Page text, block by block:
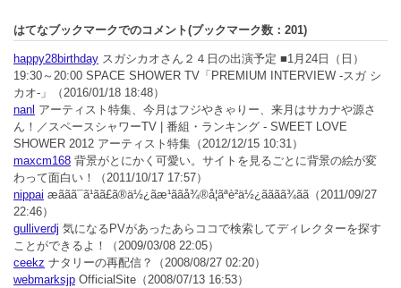
はてなブックマークでのコメント(ブックマーク数： 201)
happy28birthday スガシカオさん２４日の出演予定 ■1月24日（日）
19:30～20:00 SPACE SHOWER TV「PREMIUM INTERVIEW -スガ シ
カオ-」
（2016/01/18 18:48）
nanl アーティスト特集、今月はフジやきゃりー、来月はサカナや源さ
ん！／スペースシャワーTV | 番組・ランキング - SWEET LOVE
SHOWER 2012 アーティスト特集 （2012/12/15 10:31）
maxcm168 背景がとにかく可愛い。サイトを見るごとに背景の絵が変
わって面白い！
（2011/10/17 17:57）
nippai æããã¯ã¹ãã£ã®ä½¿ãæ¹ããå¾®å¦ãªè²ä½¿ãããã¾ãã（2011/09/27
22:46）
gulliverdj 気になるPVがあったあらココで検索してディレクターを探す
ことができるよ！
（2009/03/08 22:05）
ceekz ナタリーの再配信？
（2008/08/27 02:20）
webmarksjp OfficialSite （2008/07/13 16:53）